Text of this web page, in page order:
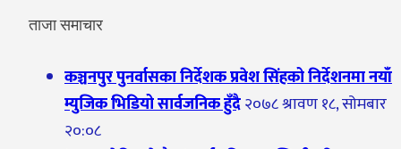
ताजा समाचार
कञ्चनपुर पुनर्वासका निर्देशक प्रवेश सिंहको निर्देशनमा नयाँ
म्युजिक भिडियो सार्वजनिक हुँदै२०७८ श्रावण १८, सोमबार
२०:०८